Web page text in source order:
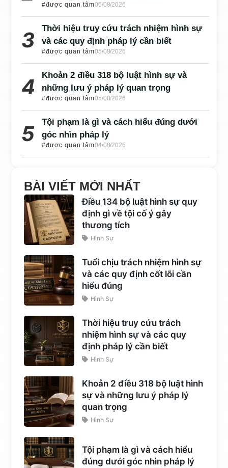
#được quan tâm06/08/2026
Thời hiệu truy cứu trách nhiệm hình sự
và các quy định pháp lý cần biết
#được quan tâm05/08/2026
Khoản 2 điều 318 bộ luật hình sự và
những lưu ý pháp lý quan trọng
#được quan tâm05/08/2026
Tội phạm là gì và cách hiểu đúng dưới
góc nhìn pháp lý
#được quan tâm04/08/2026
BÀI VIẾT MỚI NHẤT
Điều 134 bộ luật hình sự quy
định gì về tội cố ý gây
thương tích
Hình Sự
Tuổi chịu trách nhiệm hình sự
và các quy định cốt lõi cần
hiểu đúng
Hình Sự
Thời hiệu truy cứu trách
nhiệm hình sự và các quy
định pháp lý cần biết
Hình Sự
Khoản 2 điều 318 bộ luật hình
sự và những lưu ý pháp lý
quan trọng
Hình Sự
Tội phạm là gì và cách hiểu
đúng dưới góc nhìn pháp lý